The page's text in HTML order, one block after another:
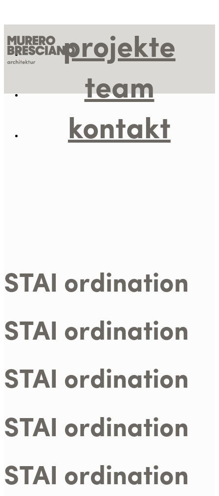
projekte
team
kontakt
STAI ordination
STAI ordination
STAI ordination
STAI ordination
STAI ordination